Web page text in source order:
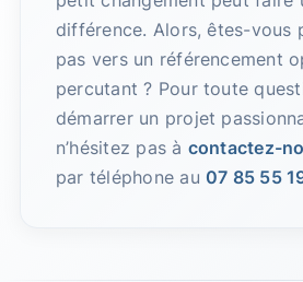
différence. Alors, êtes-vous
pas vers un référencement
percutant ? Pour toute
démarrer un projet
n’hésitez pas à contactez-
par téléphone au 07 85 55